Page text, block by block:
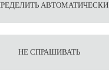
Agave
АВТОМАТИЧЕСКИ
НЕ СПРАШИВАТЬ